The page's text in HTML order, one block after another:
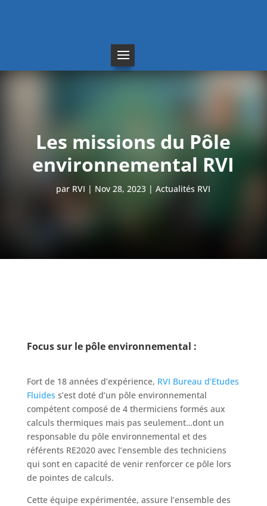
Les missions du Pôle
environnemental RVI
par RVI Nov 28, 2023 Actualités RVI
Focus sur le pôle environnemental :
Fort de 18 années d’expérience, RVI Bureau d’Etudes
Fluides s’est doté d’un pôle environnemental
compétent composé de 4 thermiciens formés aux
calculs thermiques mais pas seulement…dont un
responsable du pôle environnemental et des
référents RE2020 avec l’ensemble des techniciens
qui sont en capacité de venir renforcer ce pôle lors
de pointes de calculs.
Cette équipe expérimentée, assure l’ensemble des